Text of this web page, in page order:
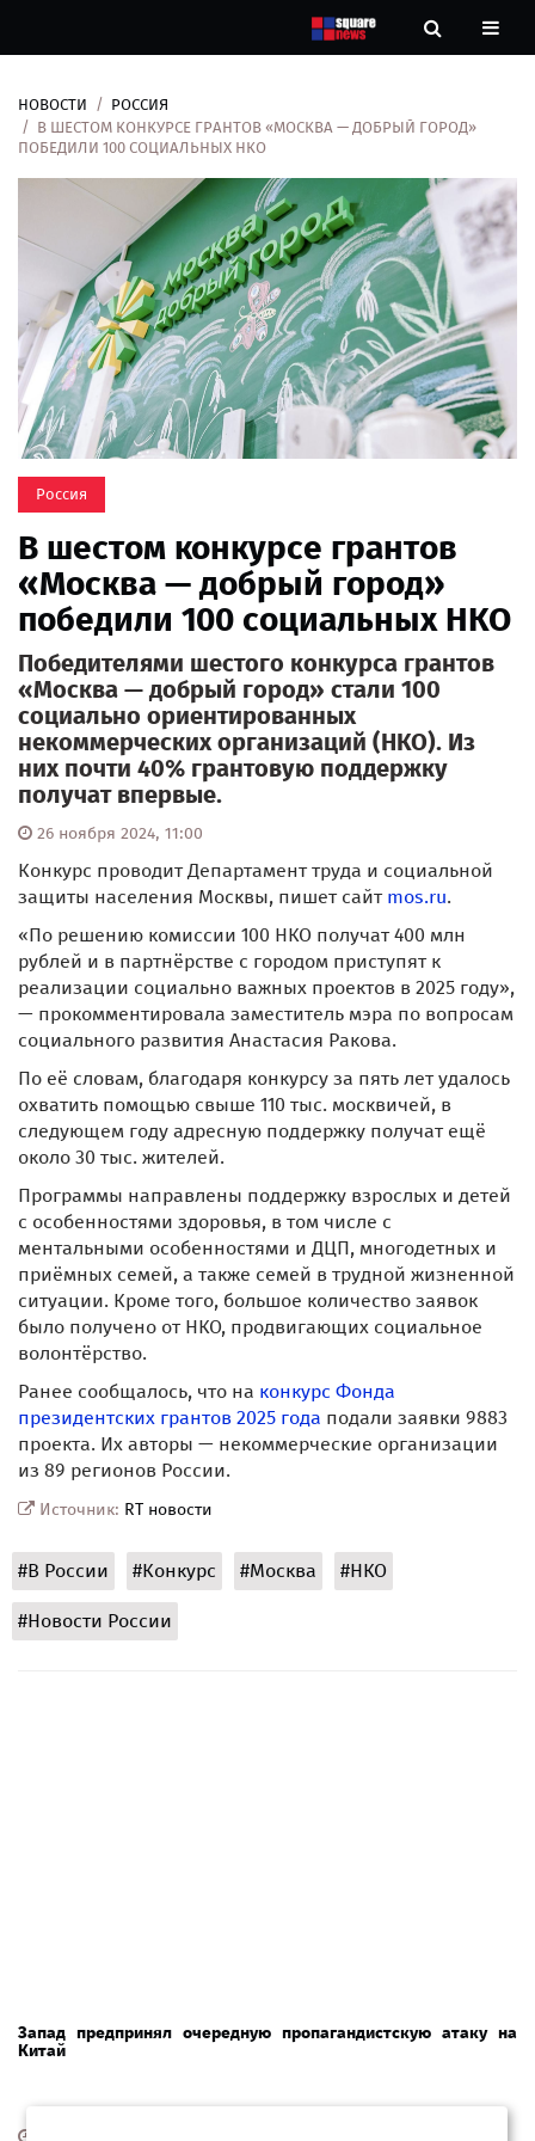
Новости
Рубрики
Контакты
нас
НОВОСТИ
РОССИЯ
В ШЕСТОМ КОНКУРСЕ ГРАНТОВ «МОСКВА — ДОБРЫЙ ГОРОД»
ПОБЕДИЛИ 100 СОЦИАЛЬНЫХ НКО
Россия
В шестом конкурсе грантов
«Москва — добрый город»
победили 100 социальных НКО
Победителями шестого конкурса грантов
«Москва — добрый город» стали 100
социально ориентированных
некоммерческих организаций (НКО). Из
них почти 40% грантовую поддержку
получат впервые.
26 ноября 2024, 11:00
Конкурс проводит Департамент труда и социальной
защиты населения Москвы, пишет сайт mos.ru.
«По решению комиссии 100 НКО получат 400 млн
рублей и в партнёрстве с городом приступят к
реализации социально важных проектов в 2025 году»,
— прокомментировала заместитель мэра по вопросам
социального развития Анастасия Ракова.
По её словам, благодаря конкурсу за пять лет удалось
охватить помощью свыше 110 тыс. москвичей, в
следующем году адресную поддержку получат ещё
около 30 тыс. жителей.
Программы направлены поддержку взрослых и детей
с особенностями здоровья, в том числе с
ментальными особенностями и ДЦП, многодетных и
приёмных семей, а также семей в трудной жизненной
ситуации. Кроме того, большое количество заявок
было получено от НКО, продвигающих социальное
волонтёрство.
Ранее сообщалось, что на конкурс Фонда
президентских грантов 2025 года подали заявки 9883
проекта. Их авторы — некоммерческие организации
из 89 регионов России.
Источник: RT новости
#В России #Конкурс #Москва #НКО
#Новости России
Запад предпринял очередную пропагандистскую атаку на
Китай